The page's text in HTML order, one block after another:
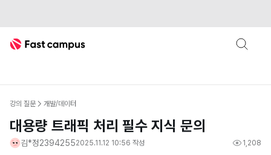
Fast Campus
강의 질문 개발/데이터
대용량 트래픽 처리 필수 지식 문의
김*정23942552025.11.12 10:56 작성 1,208